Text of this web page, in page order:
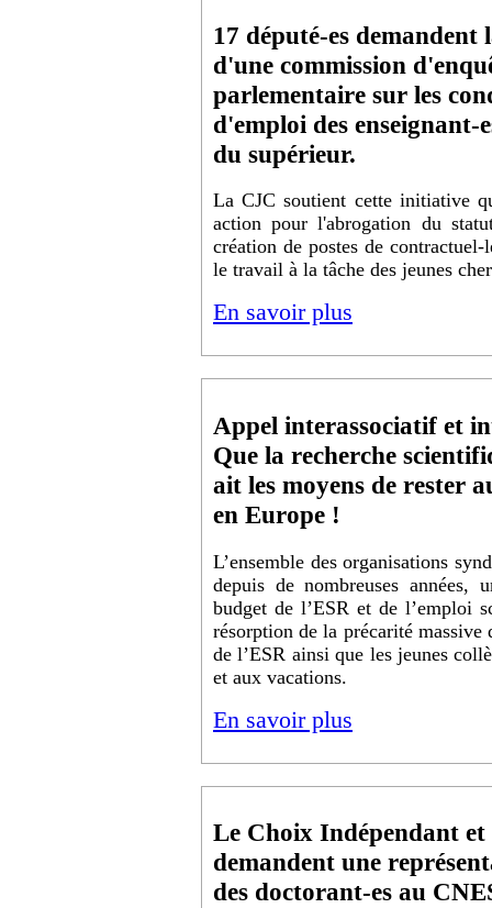
17 député-es demandent
d'une commission
parlementaire sur les
d'emploi des enseignant-
du supérieur.
La CJC soutient cette initiative
action pour l'abrogation du
création de postes de
le travail à la tâche des jeunes
En savoir plus
Appel interassociatif et
Que la recherche
ait les moyens de rester
en Europe !
L’ensemble des organisations
depuis de nombreuses années,
budget de l’ESR et de l’emploi
résorption de la précarité massive
de l’ESR ainsi que les jeunes
et aux vacations.
En savoir plus
Le Choix Indépendant
demandent une
des doctorant-es au